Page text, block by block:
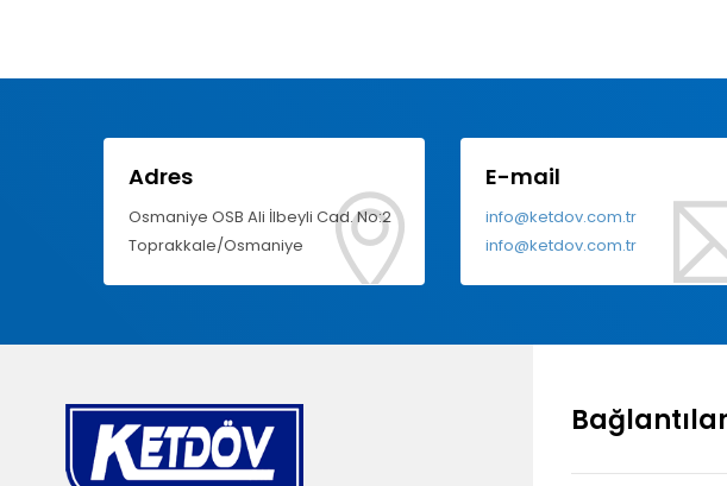
Adres
Osmaniye OSB Ali İlbeyli Cad. No:2
Toprakkale/Osmaniye
E-mail
info@ketdov.com.tr
info@ketdov.com.tr
Bağlantılar